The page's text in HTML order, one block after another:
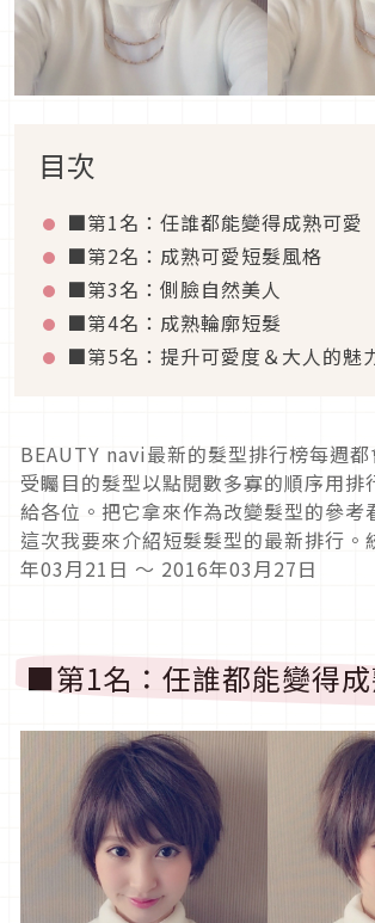
目次
■第1名：任誰都能變得成熟可愛
■第2名：成熟可愛短髮風格
■第3名：側臉自然美人
■第4名：成熟輪廓短髮
■第5名：提升可愛度＆大人的魅
BEAUTY navi最新的髮型排行榜每週
受矚目的髮型以點閱數多寡的順序用排
給各位。把它拿來作為改變髮型的參考
這次我要來介紹短髮髮型的最新排行。
年03月21日 ～ 2016年03月27日
■第1名：任誰都能變得